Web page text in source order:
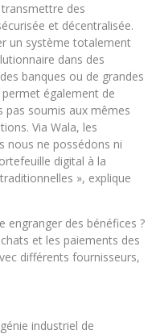
des
et décentralisée.
un système totalement
dans des
banques ou de grandes
également de
pas soumis aux mêmes
Via Wala, les
nous ne possédons ni
digital à la
», explique
des bénéfices ?
et les paiements des
différents fournisseurs,
industriel de